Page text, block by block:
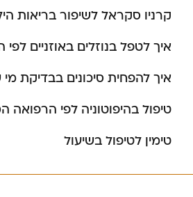
קרניו סקראל לשיפור בריאות
איך לטפל בנוזלים באוזניים
איך להפחית סיכונים בבדיקת
טיפול בהיפוטוניה לפי הרפואה
טימין לטיפול בשיעול